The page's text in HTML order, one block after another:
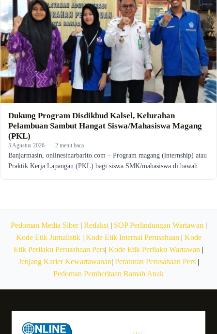
Dukung Program Disdikbud Kalsel, Kelurahan
Pelambuan Sambut Hangat Siswa/Mahasiswa Magang
(PKL)
5 Agustus 2026 · 2 menit baca
Banjarmasin, onlinesinarbarito.com – Program magang (internship) atau
Praktik Kerja Lapangan (PKL) bagi siswa SMK/mahasiswa di bawah…
Pedoman Media Siber| Redaksi | SOP Perlindungan Wartawan |
Kode Etik Jurnalistik| Kode Etik Internal Perusahaan | Kode
Etik Perilaku Perusahaan Pers| Kode Etik Perilaku Wartawan |
Jenjang Karier Kewartawanan| Peraturan Perusahaan Pers|
Pedoman Pemberitaan Ramah Anak